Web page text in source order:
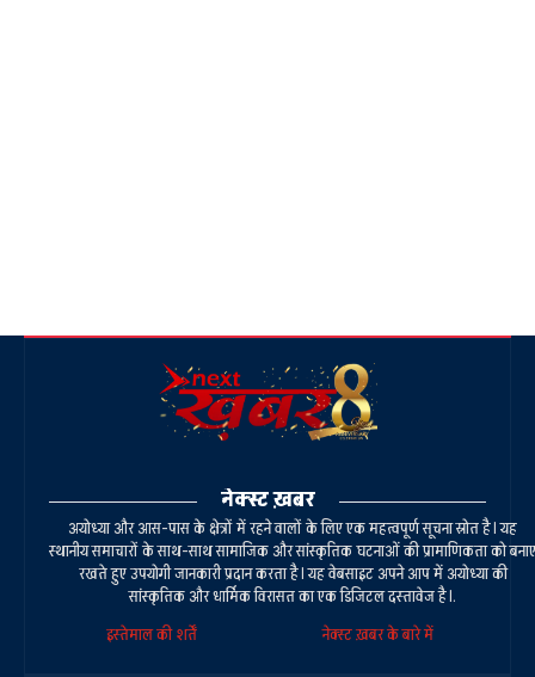
नेक्स्ट ख़बर
अयोध्या और आस-पास के क्षेत्रों में रहने वालों के लिए एक महत्वपूर्ण सूचना स्रोत है। यह
स्थानीय समाचारों के साथ-साथ सामाजिक और सांस्कृतिक घटनाओं की प्रामाणिकता को बनाए
रखते हुए उपयोगी जानकारी प्रदान करता है। यह वेबसाइट अपने आप में अयोध्या की
सांस्कृतिक और धार्मिक विरासत का एक डिजिटल दस्तावेज है।.
इस्तेमाल की शर्तें
नेक्स्ट ख़बर के बारे में